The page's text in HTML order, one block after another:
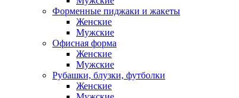
Форменные пиджаки и жакеты
Женские
Мужские
Офисная форма
Женские
Мужские
Рубашки, блузки, футболки
Женские